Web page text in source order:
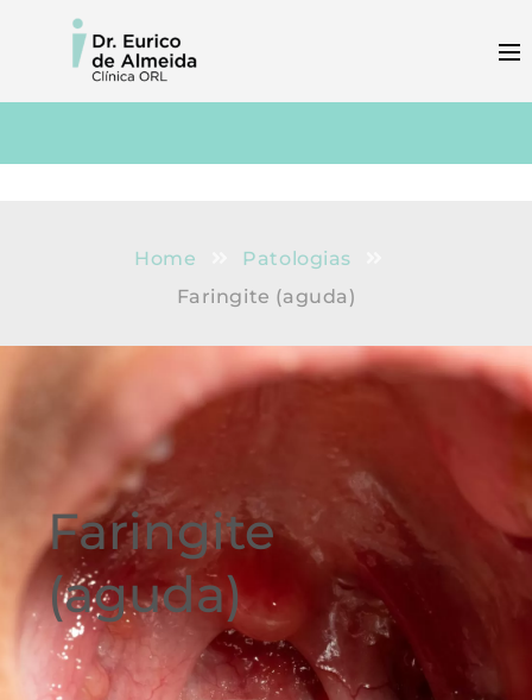
Home
Patologias
Faringite (aguda)
Faringite
(aguda)